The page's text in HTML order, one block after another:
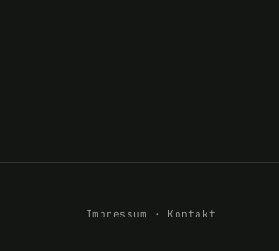
Impressum · Kontakt